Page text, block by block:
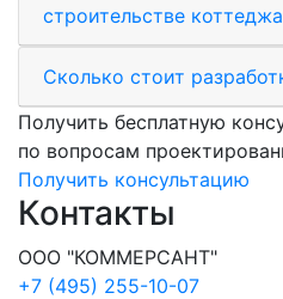
строительстве
Сколько стоит
Получить бесплатную
по вопросам
Получить консультацию
Контакты
ООО "КОММЕРСАНТ"
+7 (495) 255-10-07